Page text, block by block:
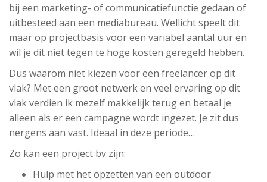
bij een marketing- of communicatiefunctie gedaan of
uitbesteed aan een mediabureau. Wellicht speelt dit
maar op projectbasis voor een variabel aantal uur en
wil je dit niet tegen te hoge kosten geregeld hebben.
Dus waarom niet kiezen voor een freelancer op dit
vlak? Met een groot netwerk en veel ervaring op dit
vlak verdien ik mezelf makkelijk terug en betaal je
alleen als er een campagne wordt ingezet. Je zit dus
nergens aan vast. Ideaal in deze periode…
Zo kan een project bv zijn:
Hulp met het opzetten van een outdoor